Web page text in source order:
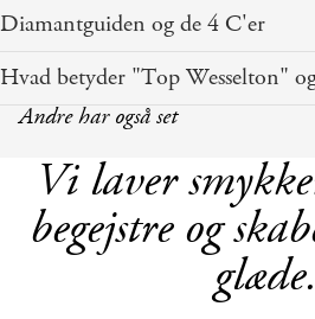
Diamantguiden og de 4 C'er
Hvad betyder "Top Wesselton"
Andre har også set
Vi laver
begejstre og
glæde.